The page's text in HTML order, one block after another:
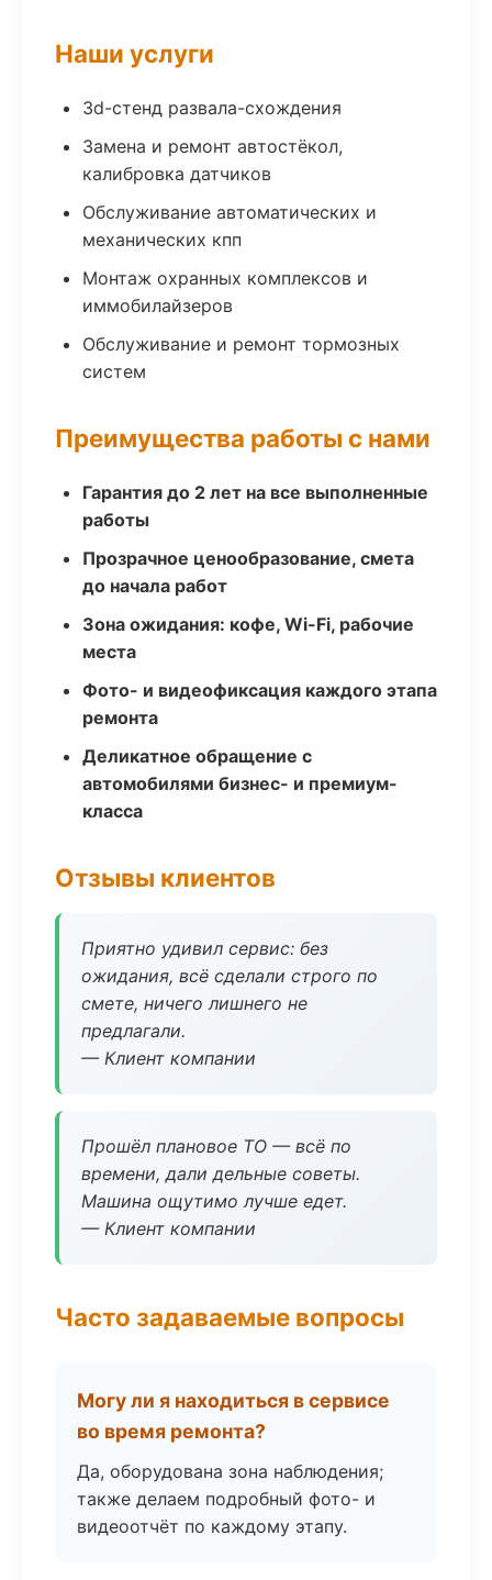
Наши услуги
3d-стенд развала-схождения
Замена и ремонт автостёкол,
калибровка датчиков
Обслуживание автоматических и
механических кпп
Монтаж охранных комплексов и
иммобилайзеров
Обслуживание и ремонт тормозных
систем
Преимущества работы с нами
Гарантия до 2 лет на все выполненные
работы
Прозрачное ценообразование, смета
до начала работ
Зона ожидания: кофе, Wi-Fi, рабочие
места
Фото- и видеофиксация каждого этапа
ремонта
Деликатное обращение с
автомобилями бизнес- и премиум-
класса
Отзывы клиентов
Приятно удивил сервис: без
ожидания, всё сделали строго по
смете, ничего лишнего не
предлагали.
— Клиент компании
Прошёл плановое ТО — всё по
времени, дали дельные советы.
Машина ощутимо лучше едет.
— Клиент компании
Часто задаваемые вопросы
Могу ли я находиться в сервисе
во время ремонта?
Да, оборудована зона наблюдения;
также делаем подробный фото- и
видеоотчёт по каждому этапу.